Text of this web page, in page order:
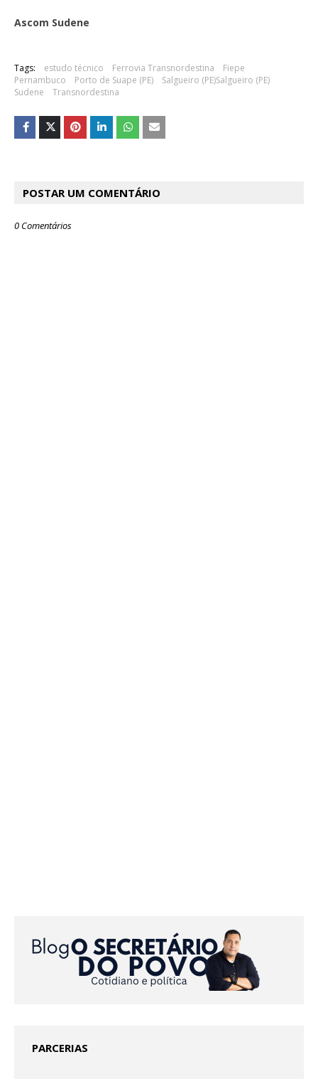
Ascom Sudene
Tags: estudo técnico Ferrovia Transnordestina
Fiepe
Pernambuco
Porto de Suape (PE)
Salgueiro (PE)Salgueiro (PE)
Sudene
Transnordestina
POSTAR UM COMENTÁRIO
0 Comentários
PARCERIAS